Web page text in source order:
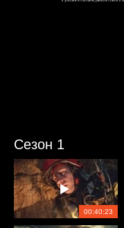
Сезон 1
00:40:23